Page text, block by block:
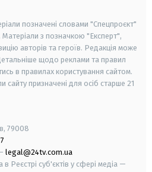
позначені словами "Спецпроєкт"
з позначкою "Експерт",
авторів та героїв. Редакція може
щодо реклами та правил
в правилах користування сайтом.
сайту призначені для осіб старше 21
79008
legal@24tv.com.ua
Реєстрі суб'єктів у сфері медіа —